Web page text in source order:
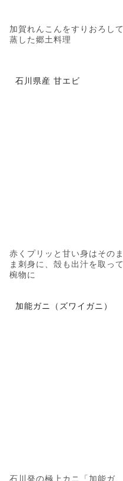
加賀れんこんをすりおろして
蒸した郷土料理
石川県産 甘エビ
赤くプリッと甘い身はそのま
ま刺身に、殻も出汁を取って
椀物に
加能ガニ（ズワイガニ）
石川発の極上カニ「加能ガ